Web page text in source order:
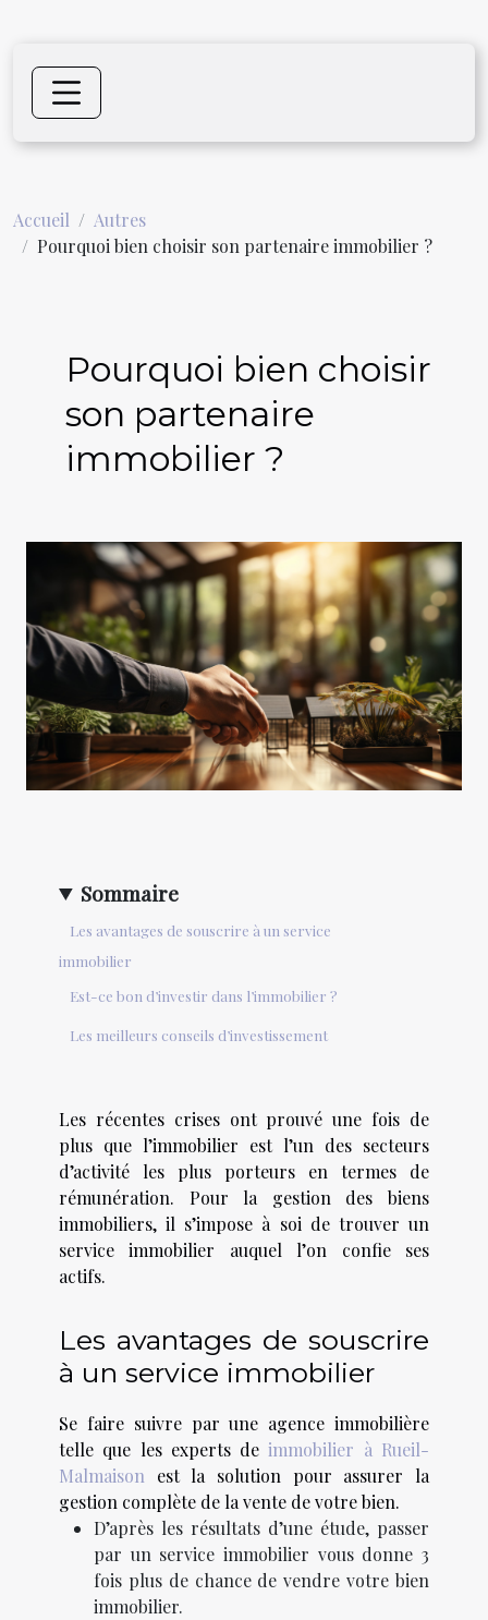
Accueil
Autres
Pourquoi bien choisir son partenaire immobilier ?
Pourquoi bien choisir
son partenaire
immobilier ?
Sommaire
Les avantages de souscrire à un service
immobilier
Est-ce bon d’investir dans l’immobilier ?
Les meilleurs conseils d’investissement
Les récentes crises ont prouvé une fois de
plus que l’immobilier est l’un des secteurs
d’activité les plus porteurs en termes de
rémunération. Pour la gestion des biens
immobiliers, il s’impose à soi de trouver un
service immobilier auquel l’on confie ses
actifs.
Les avantages de souscrire
à un service immobilier
Se faire suivre par une agence immobilière
telle que les experts deimmobilier à Rueil-
Malmaison est la solution pour assurer la
gestion complète de la vente de votre bien.
D’après les résultats d’une étude, passer
par un service immobilier vous donne 3
fois plus de chance de vendre votre bien
immobilier.